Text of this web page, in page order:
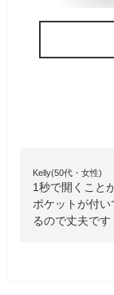
Kelly(50代・女性)
1秒で開くこと
ポケットが付
るので丈夫です